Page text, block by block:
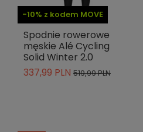
-10% z kodem MOVE
Spodnie rowerowe
męskie Alé Cycling
Solid Winter 2.0
337,99 PLN 519,99 PLN